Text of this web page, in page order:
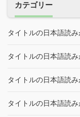
カテゴリー
タイトルの日本語読
タイトルの日本語読
タイトルの日本語読
タイトルの日本語読